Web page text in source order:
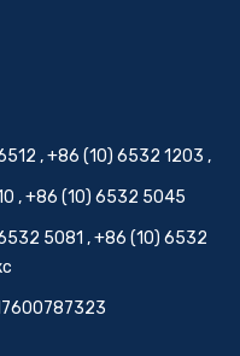
, +86 (10) 6532 1203 ,
, +86 (10) 6532 5045
5081 , +86 (10) 6532